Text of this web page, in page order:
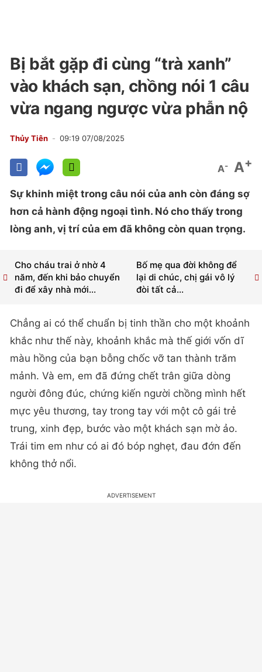
Bị bắt gặp đi cùng “trà xanh”
vào khách sạn, chồng nói 1 câu
vừa ngang ngược vừa phẫn nộ
Thủy Tiên 09:19 07/08/2025
A- A+
Sự khinh miệt trong câu nói của anh còn đáng sợ
hơn cả hành động ngoại tình. Nó cho thấy trong
lòng anh, vị trí của em đã không còn quan trọng.
Bố mẹ qua đời không để
lại di chúc, chị gái vô lý
đòi tất cả...
Cho cháu trai ở nhờ 4
năm, đến khi bảo chuyển
đi để xây nhà mới...
Chẳng ai có thể chuẩn bị tinh thần cho một khoảnh
khắc như thế này, khoảnh khắc mà thế giới vốn dĩ
màu hồng của bạn bỗng chốc vỡ tan thành trăm
mảnh. Và em, em đã đứng chết trân giữa dòng
người đông đúc, chứng kiến người chồng mình hết
mực yêu thương, tay trong tay với một cô gái trẻ
trung, xinh đẹp, bước vào một khách sạn mờ ảo.
Trái tim em như có ai đó bóp nghẹt, đau đớn đến
không thở nổi.